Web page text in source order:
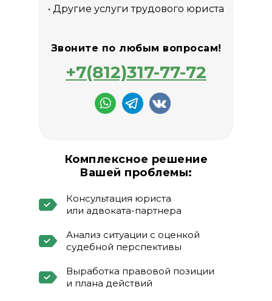
Консультация юриста
или адвоката-партнера
Анализ ситуации с оценкой
судебной перспективы
Выработка правовой позиции
и плана действий
• Другие услуги трудового юриста
Комплексное решение
Вашей проблемы:
Звоните по любым вопросам!
+7(812)317-77-72